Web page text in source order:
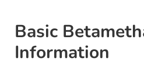
Basic
Information